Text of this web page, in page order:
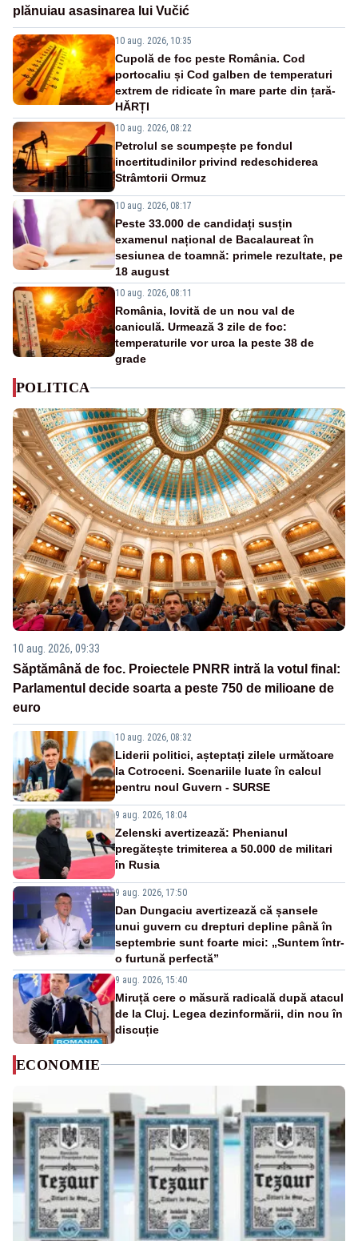
plănuiau asasinarea lui Vučić
10 aug. 2026, 10:35
Cupolă de foc peste România. Cod
portocaliu și Cod galben de temperaturi
extrem de ridicate în mare parte din țară-
HĂRȚI
10 aug. 2026, 08:22
Petrolul se scumpește pe fondul
incertitudinilor privind redeschiderea
Strâmtorii Ormuz
10 aug. 2026, 08:17
Peste 33.000 de candidați susțin
examenul național de Bacalaureat în
sesiunea de toamnă: primele rezultate, pe
18 august
10 aug. 2026, 08:11
România, lovită de un nou val de
caniculă. Urmează 3 zile de foc:
temperaturile vor urca la peste 38 de
grade
POLITICA
10 aug. 2026, 09:33
Săptămână de foc. Proiectele PNRR intră la votul final:
Parlamentul decide soarta a peste 750 de milioane de
euro
10 aug. 2026, 08:32
Liderii politici, așteptați zilele următoare
la Cotroceni. Scenariile luate în calcul
pentru noul Guvern - SURSE
9 aug. 2026, 18:04
Zelenski avertizează: Phenianul
pregătește trimiterea a 50.000 de militari
în Rusia
9 aug. 2026, 17:50
Dan Dungaciu avertizează că șansele
unui guvern cu drepturi depline până în
septembrie sunt foarte mici: „Suntem într-
o furtună perfectă”
9 aug. 2026, 15:40
Miruță cere o măsură radicală după atacul
de la Cluj. Legea dezinformării, din nou în
discuție
ECONOMIE